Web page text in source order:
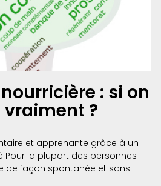
: si on
vraiment ?
et apprenante grâce à un
la plupart des personnes
de façon spontanée et sans